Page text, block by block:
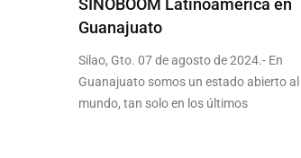
SINOBOOM Latinoamérica en
Guanajuato
Silao, Gto. 07 de agosto de 2024.- En
Guanajuato somos un estado abierto al
mundo, tan solo en los últimos